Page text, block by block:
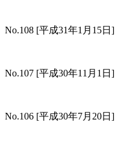
No.108 [平成31年1月15日]
No.107 [平成30年11月1日]
No.106 [平成30年7月20日]